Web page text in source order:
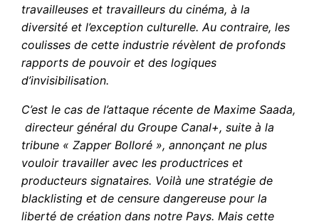
travailleuses et travailleurs du cinéma, à la
diversité et l’exception culturelle. Au contraire, les
coulisses de cette industrie révèlent de profonds
rapports de pouvoir et des logiques
d’invisibilisation.
C’est le cas de l’attaque récente de Maxime Saada,
directeur général du Groupe Canal+, suite à la
tribune « Zapper Bolloré », annonçant ne plus
vouloir travailler avec les productrices et
producteurs signataires. Voilà une stratégie de
blacklisting et de censure dangereuse pour la
liberté de création dans notre Pays. Mais cette